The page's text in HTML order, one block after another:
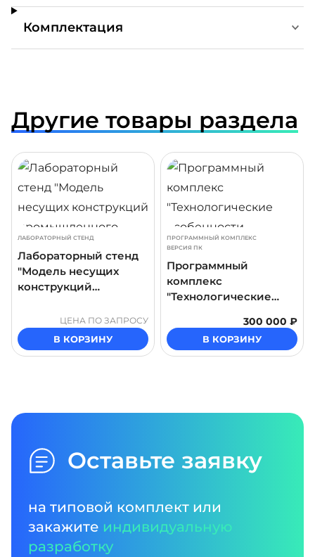
Комплектация
Другие товары раздела
ЛАБОРАТОРНЫЙ СТЕНД
Лабораторный стенд
"Модель несущих
конструкций
здания"ЦЕНА ПО ЗАПРОСУ
В КОРЗИНУ
ПРОГРАММНЫЙ КОМПЛЕКС
ВЕРСИЯ ПК
Программный
комплекс
"Технологические
производства шпона и
фанеры"
300 000 ₽
В КОРЗИНУ
ПОДРОБНЕЕ
Оставьте заявку
на типовой комплект или
закажите индивидуальную
разработку